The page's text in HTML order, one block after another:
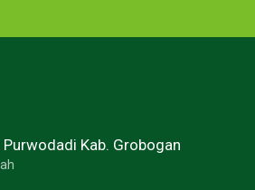
Kab. Grobogan